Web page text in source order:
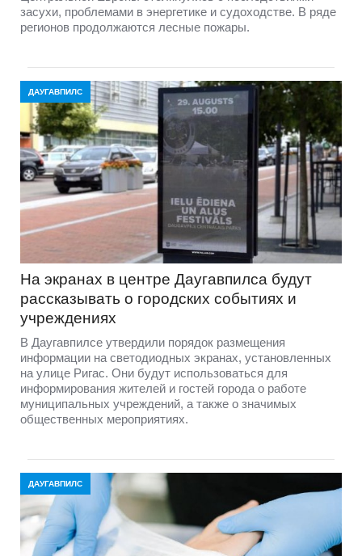
засухи, проблемами в энергетике и судоходстве. В ряде
регионов продолжаются лесные пожары.
ДАУГАВПИЛС
На экранах в центре Даугавпилса будут
рассказывать о городских событиях и
учреждениях
В Даугавпилсе утвердили порядок размещения
информации на светодиодных экранах, установленных
на улице Ригас. Они будут использоваться для
информирования жителей и гостей города о работе
муниципальных учреждений, а также о значимых
общественных мероприятиях.
ДАУГАВПИЛС